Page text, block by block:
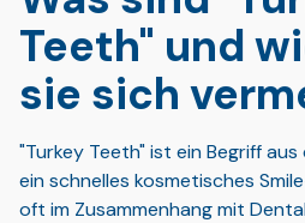
Teeth" und
sie sich
"Turkey Teeth" ist ein Begriff
ein schnelles kosmetisches
oft im Zusammenhang mit